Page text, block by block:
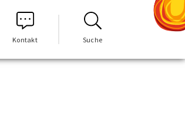
Kontakt Suche